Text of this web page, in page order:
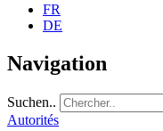
FR
DE
Navigation
Suchen..
Autorités